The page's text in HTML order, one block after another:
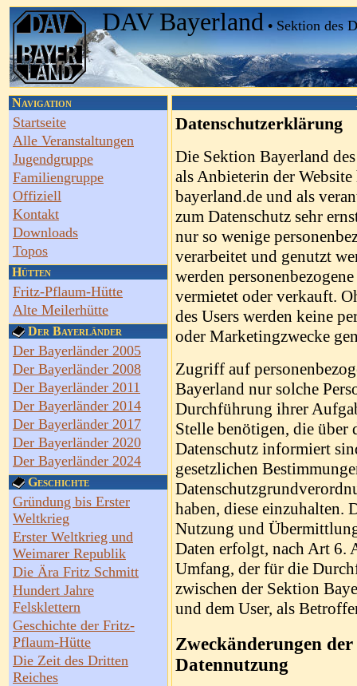
DAV Bayerland • Sektion des
Navigation
Startseite
Alle Veranstaltungen
Jugendgruppe
Familiengruppe
Offiziell
Kontakt
Downloads
Topos
Hütten
Fritz-Pflaum-Hütte
Alte Meilerhütte
Der Bayerländer
Der Bayerländer 2005
Der Bayerländer 2008
Der Bayerländer 2011
Der Bayerländer 2014
Der Bayerländer 2017
Der Bayerländer 2020
Der Bayerländer 2024
Geschichte
Gründung bis Erster
Weltkrieg
Erster Weltkrieg und
Weimarer Republik
Die Ära Fritz Schmitt
Hundert Jahre
Felsklettern
Geschichte der Fritz-
Pflaum-Hütte
Die Zeit des Dritten
Reiches
Datenschutzerklärung
Die Sektion Bayerland
als Anbieterin der
bayerland.de und als
zum Datenschutz sehr
nur so wenige
verarbeitet und genutzt
werden
vermietet oder verkauft.
des Users werden keine
oder Marketingzwecke
Zugriff auf
Bayerland nur solche
Durchführung ihrer
Stelle benötigen, die über
Datenschutz informiert
gesetzlichen
haben, diese einzuhalten.
Nutzung und
Daten erfolgt, nach Art 6.
Umfang, der für die
zwischen der Sektion
und dem User, als
Zweckänderungen
Datennutzung